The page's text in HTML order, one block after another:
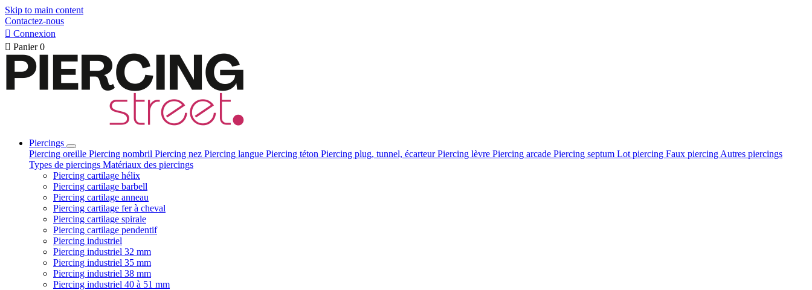
Skip to main content
Contactez-nous
 Connexion
 Panier 0
Piercings
Piercing oreille Piercing nombril Piercing nez Piercing langue Piercing téton Piercing plug, tunnel, écarteurPiercing lèvre Piercing arcade Piercing septum Lot piercing Faux piercing Autres piercings
Types de piercings Matériaux des piercings
Piercing cartilage hélix
Piercing cartilage barbell
Piercing cartilage anneau
Piercing cartilage fer à cheval
Piercing cartilage spirale
Piercing cartilage pendentif
Piercing industriel
Piercing industriel 32 mm
Piercing industriel 35 mm
Piercing industriel 38 mm
Piercing industriel 40 à 51 mm